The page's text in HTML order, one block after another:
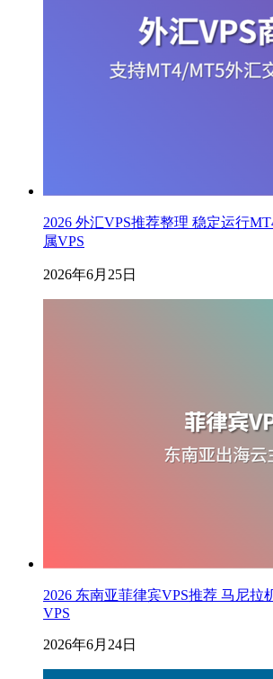
2026 外汇VPS推荐整理 稳定运行
属VPS
2026年6月25日
2026 东南亚菲律宾VPS推荐 马尼拉
VPS
2026年6月24日